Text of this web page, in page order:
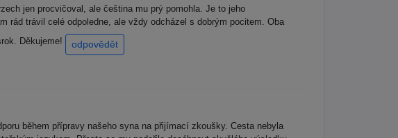
jen procvičoval, ale čeština mu prý pomohla. Je to jeho
rád trávil celé odpoledne, ale vždy odcházel s dobrým pocitem. Oba
Děkujeme!
odpovědět
během přípravy našeho syna na přijímací zkoušky. Cesta nebyla